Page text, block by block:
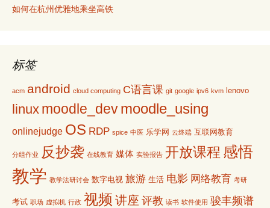
如何在杭州优雅地乘坐高铁
标签
acm android cloud computing C语言课 git google ipv6 kvm lenovo
linux moodle_devmoodle_using
onlinejudge OS RDP spice 中医 乐学网 云终端 互联网教育
分组作业 反抄袭 在线教育 媒体 实验报告 开放课程 感悟
教学 教学法研讨会 数字电视 旅游 生活 电影 网络教育 考研
考试 职场 虚拟机 行政 视频 讲座 评教 读书 软件使用 骏丰频谱